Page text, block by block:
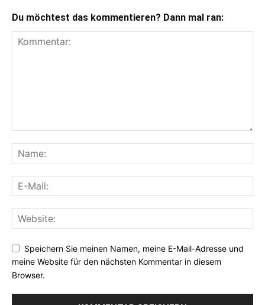
Du möchtest das kommentieren? Dann mal ran:
Speichern Sie meinen Namen, meine E-Mail-Adresse und
meine Website für den nächsten Kommentar in diesem
Browser.